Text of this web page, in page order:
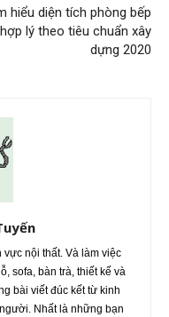
hiểu diện tích phòng bếp
hợp lý theo tiêu chuẩn xây
dựng 2020
nội thất. Và làm việc
sofa, bàn trà, thiết kế và
bài viết đúc kết từ kinh
Nhất là những bạn